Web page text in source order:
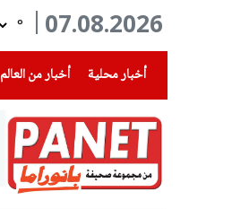
07.08.2026
°
أخبار محلية
(current) أخبار من العالم